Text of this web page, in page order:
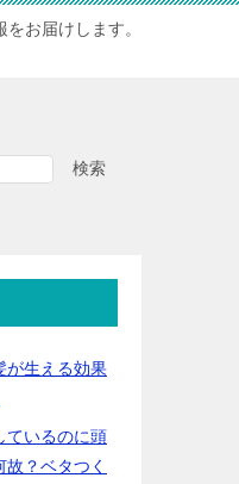
お届けします。
検索
が生える効果
ているのに頭
？ベタつく